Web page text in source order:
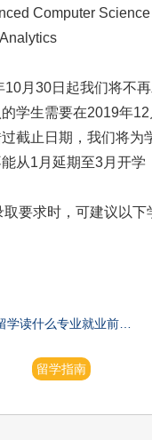
Computer Science
10月30日起我们将不
学生需要在2019年
截止日期，我们将为
从1月延期至3月开学
要求时，可建议以下
学读什么专业就业前景
留学指南